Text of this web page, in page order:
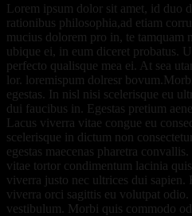
Lorem ipsum dolor sit amet, id duo
rationibus philosophia,ad etiam
mucius dolorem pro in, te tamquam
ubique ei, in eum diceret probatus.
perfecto qualisque mea ei. At sea
lor. loremispum dolresr
egestas. In nisl nisi scelerisque eu
dui faucibus in. Egestas pretium
Lacus viverra vitae congue eu
scelerisque in dictum non
egestas maecenas pharetra
vitae tortor condimentum lacinia
viverra justo nec ultrices dui sapien.
viverra orci sagittis eu volutpat
vestibulum. Morbi quis commodo